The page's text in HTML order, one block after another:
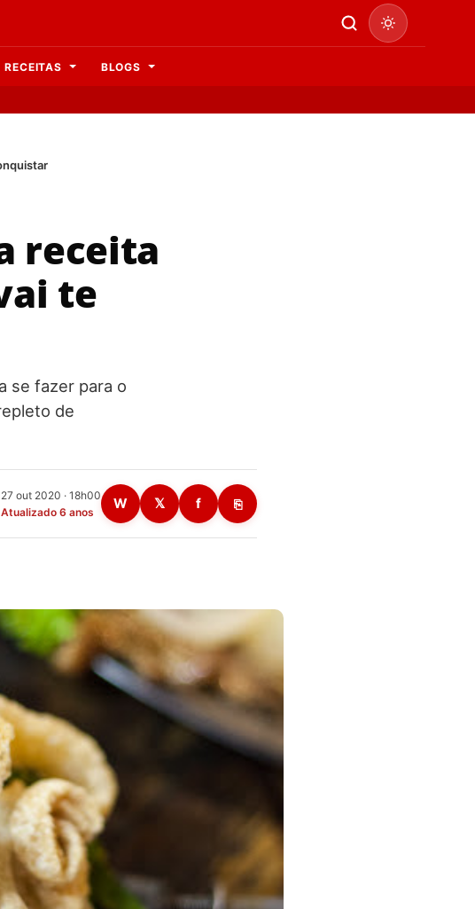
RECEITAS BLOGS
receita
te
se fazer para o
de
27 out 2020 · 18h00
Atualizado 6 anos
W 𝕏 f ⎘